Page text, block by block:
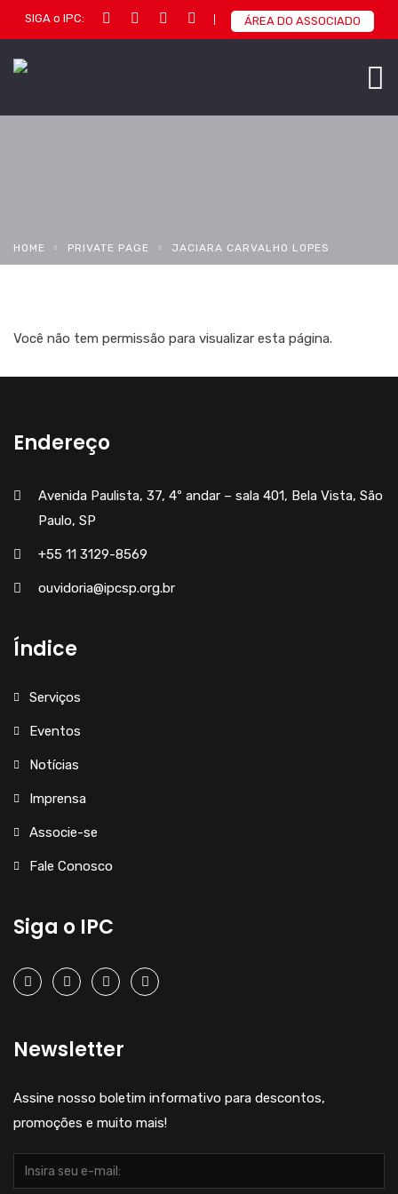
SIGA o IPC: ÁREA DO ASSOCIADO
HOME PRIVATE PAGE JACIARA CARVALHO LOPES
Você não tem permissão para visualizar esta página.
Endereço
Avenida Paulista, 37, 4º andar – sala 401, Bela Vista, São
Paulo, SP
+55 11 3129-8569
ouvidoria@ipcsp.org.br
Índice
Serviços
Eventos
Notícias
Imprensa
Associe-se
Fale Conosco
Siga o IPC
Newsletter
Assine nosso boletim informativo para descontos,
promoções e muito mais!